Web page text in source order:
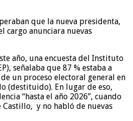
que la nueva presidenta,
cargo anunciara nuevas
año, una encuesta del Instituto
señalaba que 87 % estaba a
un proceso electoral general en
(destituido). En lugar de eso,
“hasta el año 2026”, cuando
y no habló de nuevas